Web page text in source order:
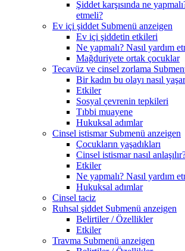
Şiddet karşısında ne
etmeli?
Ev içi şiddet Submenü anzeigen
Ev içi şiddetin etkileri
Ne yapmalı? Nasıl yardım
Mağduriyete ortak çocuklar
Tecavüz ve cinsel zorlama
Bir kadın bu olayı nasıl
Etkiler
Sosyal çevrenin tepkileri
Tıbbi muayene
Hukuksal adımlar
Cinsel istismar Submenü anzeigen
Çocukların yaşadıkları
Cinsel istismar nasıl
Etkiler
Ne yapmalı? Nasıl yardım
Hukuksal adımlar
Cinsel taciz
Ruhsal şiddet Submenü anzeigen
Belirtiler / Özellikler
Etkiler
Travma Submenü anzeigen